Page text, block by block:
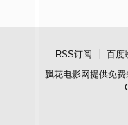
RSS订阅 百度
飘花电影网提供免